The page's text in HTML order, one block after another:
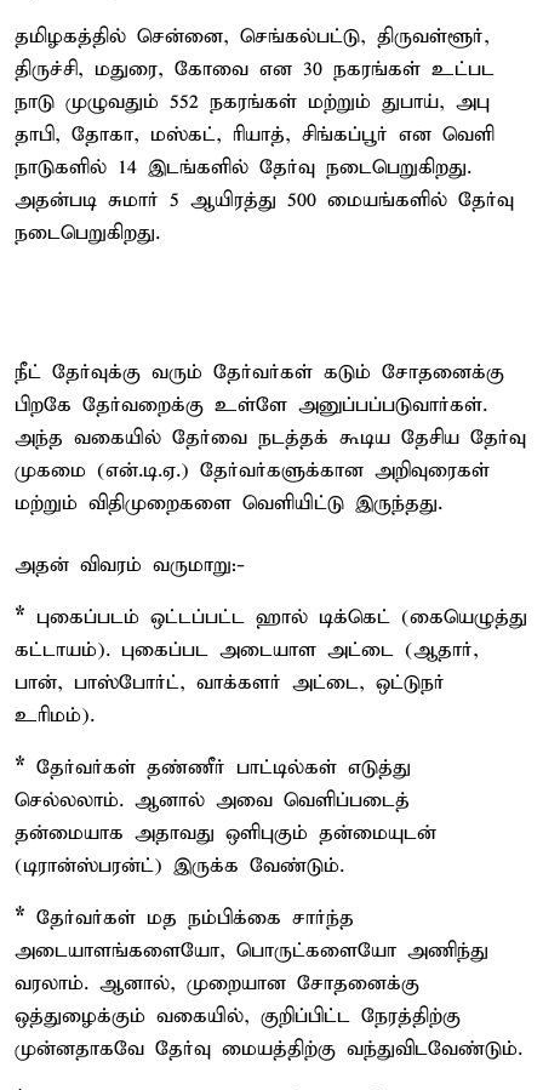
தமிழகத்​தில் சென்​னை, செங்​கல்​பட்​டு, திரு​வள்​ளூர்,
திருச்​சி, மதுரை, கோவை என 30 நகரங்​கள் உட்பட
நாடு முழு​வதும் 552 நகரங்​கள் மற்​றும் துபாய், அபு​
தாபி, தோகா, மஸ்​கட், ரியாத், சிங்​கப்​பூர் என வெளி​
நாடு​களில் 14 இடங்​களில் தேர்வு நடை​பெறுகிறது.
அதன்படி சுமார் 5 ஆயிரத்து 500 மையங்​களில் தேர்வு
நடை​பெறுகிறது.
நீட் தேர்வுக்கு வரும் தேர்வர்கள் கடும் சோதனைக்கு
பிறகே தேர்வறைக்கு உள்ளே அனுப்பப்படுவார்கள்.
அந்த வகையில் தேர்வை நடத்தக் கூடிய தேசிய தேர்வு
முகமை (என்.டி.ஏ.) தேர்வர்களுக்கான அறிவுரைகள்
மற்றும் விதிமுறைகளை வெளியிட்டு இருந்தது.
அதன் விவரம் வருமாறு:-
* புகைப்படம் ஒட்டப்பட்ட ஹால் டிக்கெட் (கையெழுத்து
கட்டாயம்). புகைப்பட அடையாள அட்டை (ஆதார்,
பான், பாஸ்போர்ட், வாக்களர் அட்டை, ஒட்டுநர்
உரிமம்).
* தேர்வர்கள் தண்ணீர் பாட்டில்கள் எடுத்து
செல்லலாம். ஆனால் அவை வெளிப்படைத்
தன்மையாக அதாவது ஒளிபுகும் தன்மையுடன்
(டிரான்ஸ்பரன்ட்) இருக்க வேண்டும்.
* தேர்வர்கள் மத நம்பிக்கை சார்ந்த
அடையாளங்களையோ, பொருட்களையோ அணிந்து
வரலாம். ஆனால், முறையான சோதனைக்கு
ஒத்துழைக்கும் வகையில், குறிப்பிட்ட நேரத்திற்கு
முன்னதாகவே தேர்வு மையத்திற்கு வந்துவிடவேண்டும்.